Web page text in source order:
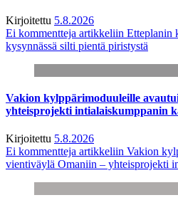
Kirjoitettu 5.8.2026
Ei kommentteja artikkeliin Etteplanin
kysynnässä silti pientä piristystä
Vakion kylppärimoduuleille
yhteisprojekti intialaiskumppanin
Kirjoitettu 5.8.2026
Ei kommentteja artikkeliin Vakion
vientiväylä Omaniin – yhteisprojekti